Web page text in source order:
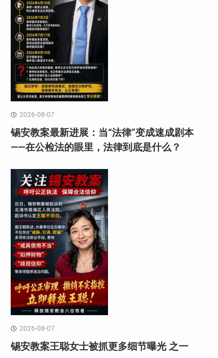
2026-08-07
锡安教案最新进展：当“法律”变成速成剧本
——在公检法的眼里，法律到底是什么？
2026-08-07
锡安教案王聪女士被抓更多细节曝光 之一